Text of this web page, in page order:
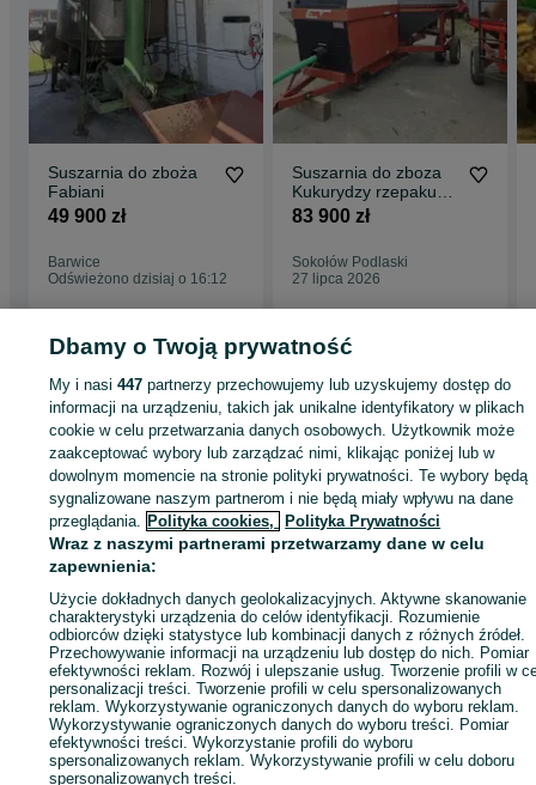
Suszarnia do zboża
Fabiani
49 900 zł
Barwice
Odświeżono dzisiaj o 16:12
Suszarnia do zboza
Kukurydzy rzepaku
Opico 590 Drzewicz
83 900 zł
Sokołów Podlaski
27 lipca 2026
Strona główna Firma i Przemysł Maszyny i urządzenia Przemysł
Pozostałe - Zachodniopomorskie
Pozostałe - Trzcińsko-Zdrój
KATEGORIA
ID:1046706055 Wyświetlenia:
Zadzwoń / SMS Wyślij wiadomość
Dbamy o Twoją prywatność
My i nasi447 partnerzy przechowujemy lub uzyskujemy dostęp do
informacji na urządzeniu, takich jak unikalne identyfikatory w plikach
cookie w celu przetwarzania danych osobowych. Użytkownik może
zaakceptować wybory lub zarządzać nimi, klikając poniżej lub w
dowolnym momencie na stronie polityki prywatności. Te wybory będą
sygnalizowane naszym partnerom i nie będą miały wpływu na dane
przeglądania. Polityka cookies, Polityka Prywatności
Wraz z naszymi partnerami przetwarzamy dane w celu
zapewnienia:
Użycie dokładnych danych geolokalizacyjnych. Aktywne skanowanie
charakterystyki urządzenia do celów identyfikacji. Rozumienie
odbiorców dzięki statystyce lub kombinacji danych z różnych źródeł.
Przechowywanie informacji na urządzeniu lub dostęp do nich. Pomiar
efektywności reklam. Rozwój i ulepszanie usług. Tworzenie profili w
personalizacji treści. Tworzenie profili w celu spersonalizowanych
reklam. Wykorzystywanie ograniczonych danych do wyboru reklam.
Wykorzystywanie ograniczonych danych do wyboru treści. Pomiar
efektywności treści. Wykorzystanie profili do wyboru
spersonalizowanych reklam. Wykorzystywanie profili w celu doboru
spersonalizowanych treści.